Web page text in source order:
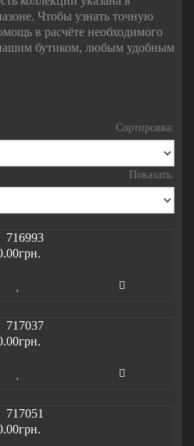
Чтобы узнать точную
в расчёте необходимого
нашим бутиком, любым удобным
Сортировка:
Показать: